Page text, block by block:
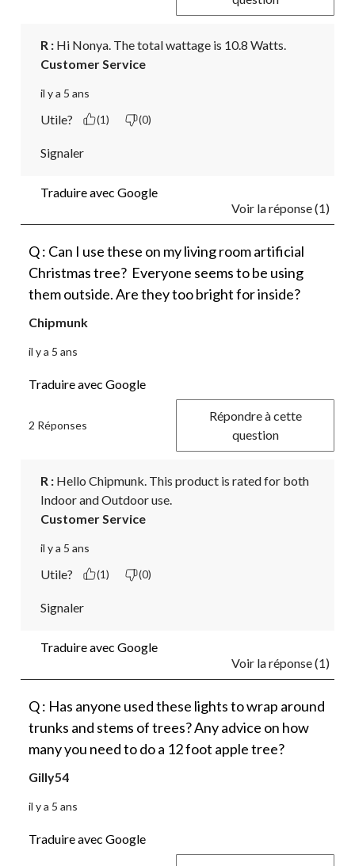
R : Hi Nonya. The total wattage is 10.8 Watts.
Customer Service
il y a 5 ans
Utile? (1) (0)
Signaler
Traduire avec Google
Voir la réponse (1)
Q : Can I use these on my living room artificial
Christmas tree? Everyone seems to be using
them outside. Are they too bright for inside?
Chipmunk
il y a 5 ans
Traduire avec Google
2 Réponses
Répondre à cette
question
R : Hello Chipmunk. This product is rated for both
Indoor and Outdoor use.
Customer Service
il y a 5 ans
Utile? (1) (0)
Signaler
Traduire avec Google
Voir la réponse (1)
Q : Has anyone used these lights to wrap around
trunks and stems of trees? Any advice on how
many you need to do a 12 foot apple tree?
Gilly54
il y a 5 ans
Traduire avec Google